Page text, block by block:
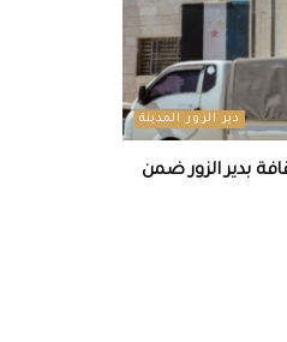
دير الزور المدينة
بدير الزور ضمن